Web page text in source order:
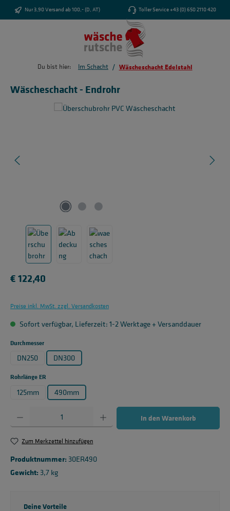
Zum Hauptinhalt springen
Nur 3,90 Versand ab 100,- (D, AT) Toller Service +43 (0) 650 2110 420
Du bist hier: Im Schacht / Wäscheschacht Edelstahl
Wäscheschacht - Endrohr
Bildergalerie überspringen
Regulärer Preis:
€ 122,40
Preise inkl. MwSt. zzgl. Versandkosten
Sofort verfügbar, Lieferzeit: 1-2 Werktage + Versanddauer
Durchmesserauswählen
DN250 DN300
Rohrlänge ER
125mm 490mm
Produkt Anzahl: Gib den gewünschten Wert ein oder benutze die Schaltflächen um
In den Warenkorb
Zum Merkzettel hinzufügen
Produktnummer: 30ER490
Gewicht: 3,7 kg
Deine Vorteile